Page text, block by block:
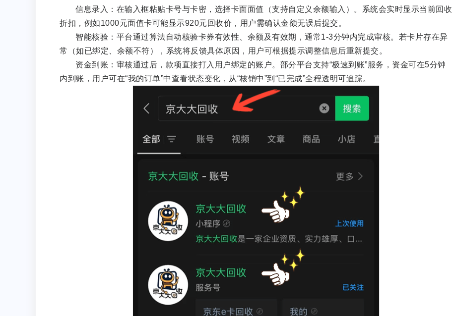
信息录入：在输入框粘贴卡号与卡密，选择卡面面值（支持自定义余额输入）。系统会实时显示当前回收
折扣，例如1000元面值卡可能显示920元回收价，用户需确认金额无误后提交。
智能核验：平台通过算法自动核验卡券有效性、余额及有效期，通常1-3分钟内完成审核。若卡片存在异
常（如已绑定、余额不符），系统将反馈具体原因，用户可根据提示调整信息后重新提交。
资金到账：审核通过后，款项直接打入用户绑定的账户。部分平台支持“极速到账”服务，资金可在5分钟
内到账，用户可在“我的订单”中查看状态变化，从“核销中”到“已完成”全程透明可追踪。